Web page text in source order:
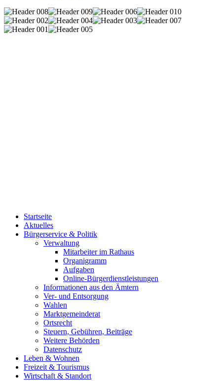
Startseite
Aktuelles
Bürgerservice & Politik
Verwaltung
Mitarbeiter im Rathaus
Organigramm
Aufgaben
Online-Bürgerdienstleistungen
Informationen aus den Ämtern
Ver- und Entsorgung
Wahlen
Marktgemeinderat
Ortsrecht
Steuern, Gebühren, Beiträge
Weitere Behörden
Datenschutz
Leben & Wohnen
Freizeit & Tourismus
Wirtschaft & Standort